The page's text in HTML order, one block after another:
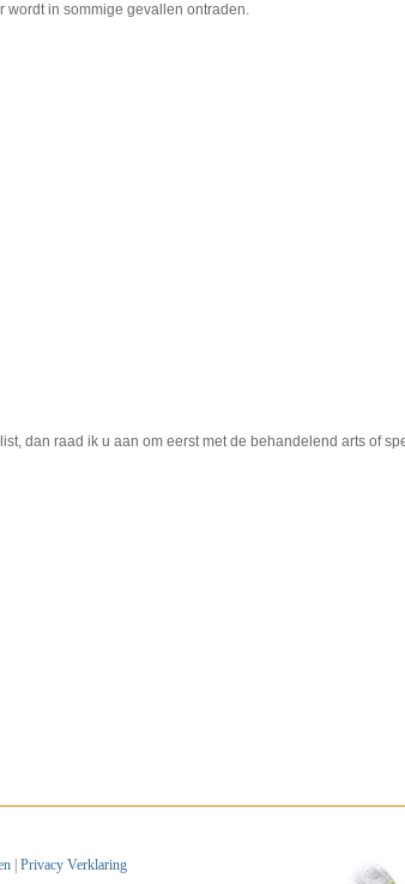
wordt in sommige gevallen ontraden.
dan raad ik u aan om eerst met de behandelend arts of
Privacy Verklaring